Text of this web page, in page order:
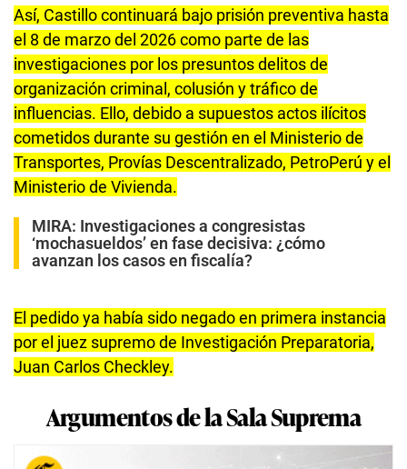
Así, Castillo continuará bajo prisión preventiva hasta
el 8 de marzo del 2026 como parte de las
investigaciones por los presuntos delitos de
organización criminal, colusión y tráfico de
influencias. Ello, debido a supuestos actos ilícitos
cometidos durante su gestión en el Ministerio de
Transportes, Provías Descentralizado, PetroPerú y el
Ministerio de Vivienda.
MIRA: Investigaciones a congresistas
‘mochasueldos’ en fase decisiva: ¿cómo
avanzan los casos en fiscalía?
El pedido ya había sido negado en primera instancia
por el juez supremo de Investigación Preparatoria,
Juan Carlos Checkley.
Argumentos de la Sala Suprema